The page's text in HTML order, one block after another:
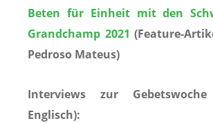
Beten für Einheit mit den
Grandchamp 2021 (Feature-
Pedroso Mateus)
Interviews zur
Englisch):